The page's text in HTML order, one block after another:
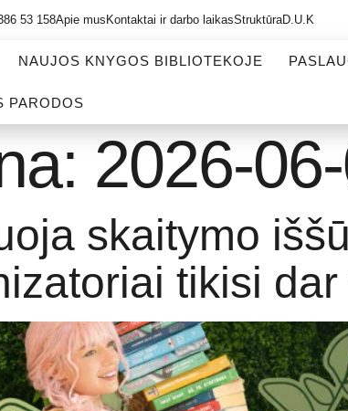
53 158Apie mus Kontaktai ir darbo laikasStruktūraD.U.K
NAUJOS KNYGOS BIBLIOTEKOJE
PARODOS
2026-
skaitymo
tikisi